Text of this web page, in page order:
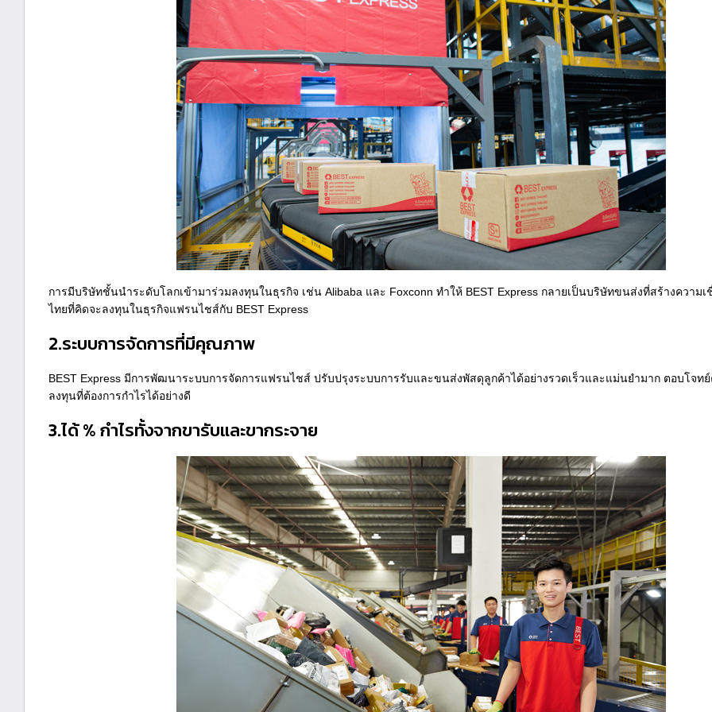
การมีบริษัทชั้นนำระดับโลกเข้ามาร่วมลงทุนในธุรกิจ เช่น Alibaba และ Foxconn ทำให้ BEST Express กลายเป็นบริษัทขนส่งที่สร้างความ
ไทยที่คิดจะลงทุนในธุรกิจแฟรนไชส์กับ BEST Express
2.ระบบการจัดการที่มีคุณภาพ
BEST Express มีการพัฒนาระบบการจัดการแฟรนไชส์ ปรับปรุงระบบการรับและขนส่งพัสดุลูกค้าได้อย่างรวดเร็วและแม่นยำมาก ตอบโจท
ลงทุนที่ต้องการกำไรได้อย่างดี
3.ได้ % กำไรทั้งจากขารับและขากระจาย